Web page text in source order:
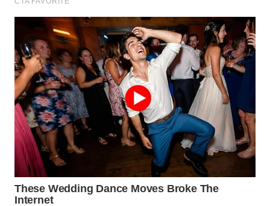
BEKASI
WN
BOGOR
WN
DEPOK
WN
TAPANULI
UTARA
WN